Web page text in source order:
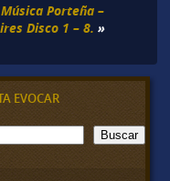
Porteña –
Disco 1 – 8. »
EVOCAR
Buscar